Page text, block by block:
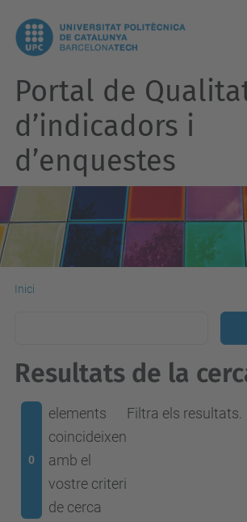
Portal de
d’indicadors i
d’enquestes
Inici
Resultats de la
0
elements
coincideixen
amb el
vostre criteri
de cerca
Filtra els resultats.